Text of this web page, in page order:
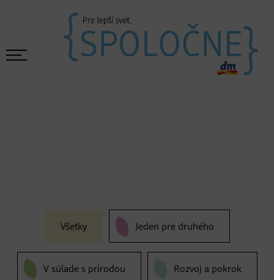
Všetky Jeden pre druhého
V súlade s prírodou Rozvoj a pokrok